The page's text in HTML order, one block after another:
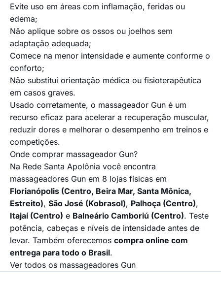
Evite uso em áreas com inflamação, feridas ou
edema;
Não aplique sobre os ossos ou joelhos sem
adaptação adequada;
Comece na menor intensidade e aumente conforme o
conforto;
Não substitui orientação médica ou fisioterapêutica
em casos graves.
Usado corretamente, o massageador Gun é um
recurso eficaz para acelerar a recuperação muscular,
reduzir dores e melhorar o desempenho em treinos e
competições.
Onde comprar massageador Gun?
Na Rede Santa Apolônia você encontra
massageadores Gun em 8 lojas físicas em
Florianópolis (Centro, Beira Mar, Santa Mônica,
Estreito), São José (Kobrasol), Palhoça (Centro),
Itajaí (Centro) e Balneário Camboriú (Centro). Teste
potência, cabeças e níveis de intensidade antes de
levar. Também oferecemos compra online com
entrega para todo o Brasil.
Ver todos os massageadores Gun